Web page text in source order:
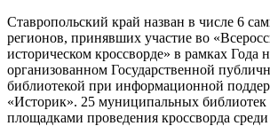
Ставропольский край назван в числе 6
регионов, принявших участие во
историческом кроссворде» в рамках Года
организованном Государственной
библиотекой при информационной
«Историк». 25 муниципальных библиотек
площадками проведения кроссворда среди